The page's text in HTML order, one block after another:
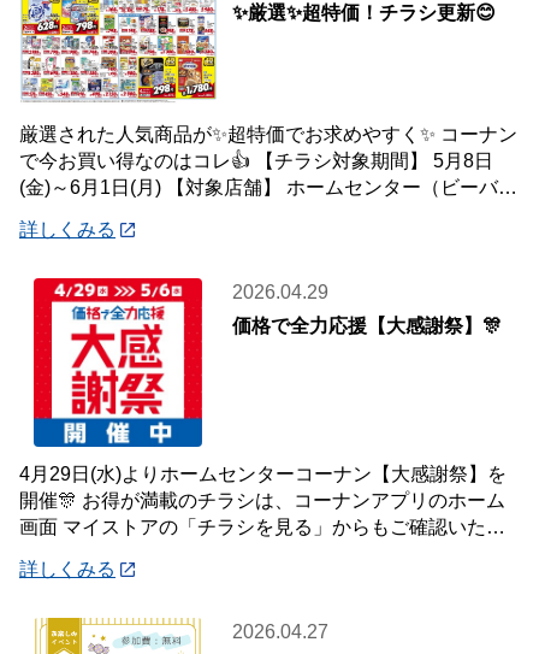
✨厳選✨超特価！チラシ更新😊
厳選された人気商品が✨超特価でお求めやすく✨ コーナン
で今お買い得なのはコレ👍 【チラシ対象期間】 5月8日
(金)～6月1日(月) 【対象店舗】 ホームセンター（ビーバー
詳しくみる
2026.04.29
価格で全力応援【大感謝祭】🎊
4月29日(水)よりホームセンターコーナン【大感謝祭】を
開催🎊 お得が満載のチラシは、コーナンアプリのホーム
画面 マイストアの「チラシを見る」からもご確認いただ
詳しくみる
2026.04.27